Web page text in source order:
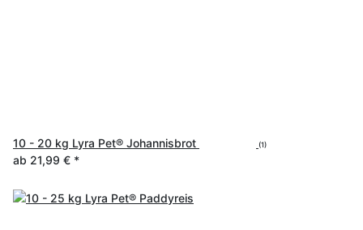
10 - 20 kg Lyra Pet® Johannisbrot (1)
ab 21,99 € *